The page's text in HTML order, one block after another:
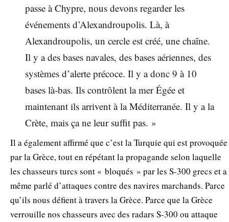
passe à Chypre, nous devons regarder les
événements d’Alexandroupolis. Là, à
Alexandroupolis, un cercle est créé, une chaîne.
Il y a des bases navales, des bases aériennes, des
systèmes d’alerte précoce. Il y a donc 9 à 10
bases là-bas. Ils contrôlent la mer Égée et
maintenant ils arrivent à la Méditerranée. Il y a la
Crète, mais ça ne leur suffit pas. »
Il a également affirmé que c’est la Turquie qui est provoquée
par la Grèce, tout en répétant la propagande selon laquelle
les chasseurs turcs sont « bloqués » par les S-300 grecs et a
même parlé d’attaques contre des navires marchands. Parce
qu’ils nous défient à travers la Grèce. Parce que la Grèce
verrouille nos chasseurs avec des radars S-300 ou attaque